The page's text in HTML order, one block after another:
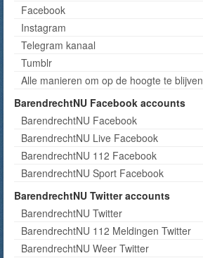
Facebook
Instagram
Telegram kanaal
Tumblr
Alle manieren om op de hoogte te blijven
BarendrechtNU Facebook accounts
BarendrechtNU Facebook
BarendrechtNU Live Facebook
BarendrechtNU 112 Facebook
BarendrechtNU Sport Facebook
BarendrechtNU Twitter accounts
BarendrechtNU Twitter
BarendrechtNU 112 Meldingen Twitter
BarendrechtNU Weer Twitter